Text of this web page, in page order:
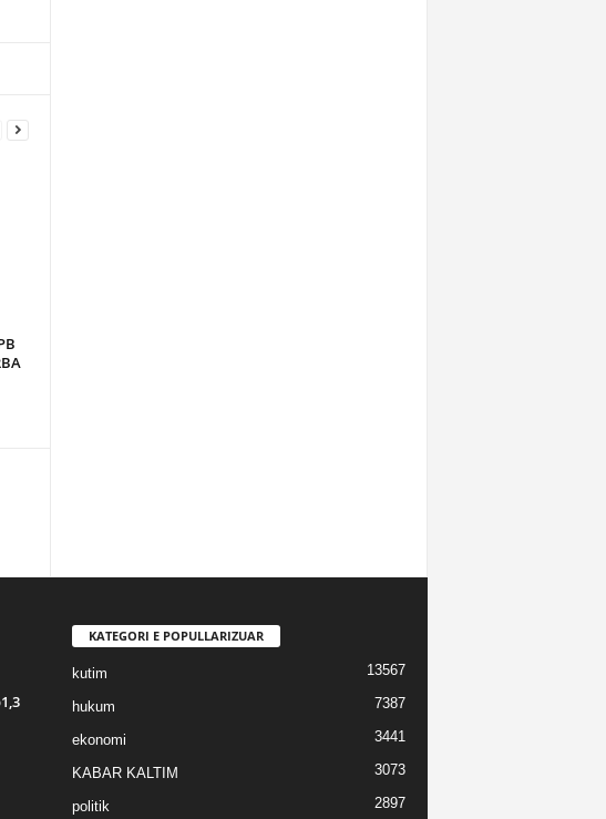
KATEGORI E POPULLARIZUAR
kutim 13567
hukum 7387
ekonomi 3441
KABAR KALTIM 3073
politik 2897